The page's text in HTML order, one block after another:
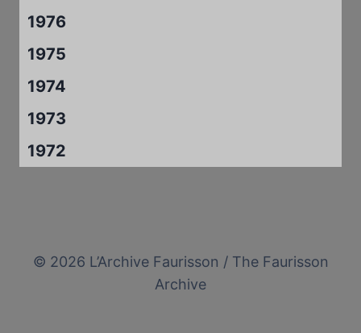
1976
1975
1974
1973
1972
© 2026 L’Archive Faurisson / The Faurisson
Archive